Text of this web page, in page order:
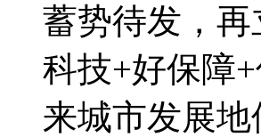
蓄势待发，
科技+好保障
来城市发展